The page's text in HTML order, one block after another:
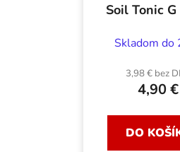
Soil Tonic
Skladom do
3,98 € bez
4,90 €
DO